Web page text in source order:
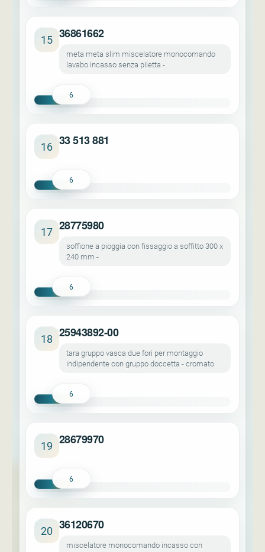
15 36861662
meta meta slim miscelatore monocomando
lavabo incasso senza piletta -
6
16 33 513 881
6
17 28775980
soffione a pioggia con fissaggio a soffitto 300 x
240 mm -
6
18 25943892-00
tara gruppo vasca due fori per montaggio
indipendente con gruppo doccetta - cromato
6
19 28679970
6
20 36120670
miscelatore monocomando incasso con